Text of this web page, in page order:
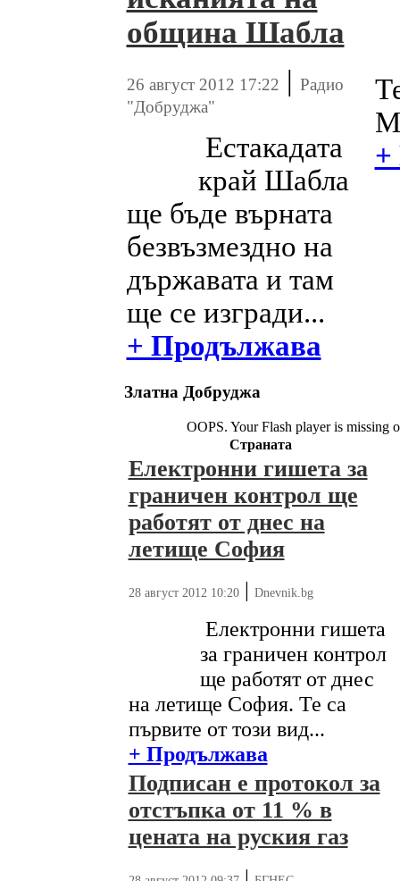
община Шабла
26 август 2012 17:22 | Радио
"Добруджа"
Естакадата
край Шабла
ще бъде върната
безвъзмездно на
държавата и там
ще се изгради...
+ Продължава
+
Златна Добруджа
OOPS. Your Flash player is missing
Страната
Електронни гишета за
граничен контрол ще
работят от днес на
летище София
28 август 2012 10:20| Dnevnik.bg
Електронни гишета
за граничен контрол
ще работят от днес
на летище София. Те са
първите от този вид...
+ Продължава
Подписан е протокол за
отстъпка от 11 % в
цената на руския газ